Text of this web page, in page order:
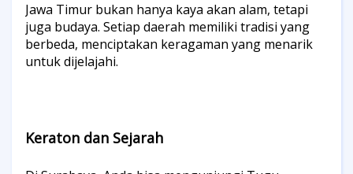
Jawa Timur bukan hanya kaya akan alam, tetapi
juga budaya. Setiap daerah memiliki tradisi yang
berbeda, menciptakan keragaman yang menarik
untuk dijelajahi.
Keraton dan Sejarah